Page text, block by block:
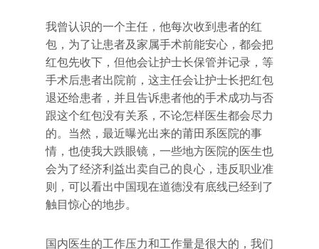
我曾认识的一个主任，他每次收到患者的红
包，为了让患者及家属手术前能安心，都会把
红包先收下，但他会让护士长保管并记录，等
手术后患者出院前，这主任会让护士长把红包
退还给患者，并且告诉患者他的手术成功与否
跟这个红包没有关系，不论怎样医生都会尽力
的。当然，最近曝光出来的莆田系医院的事
情，也使我大跌眼镜，一些地方医院的医生也
会为了经济利益出卖自己的良心，违反职业准
则，可以看出中国现在道德没有底线已经到了
触目惊心的地步。
国内医生的工作压力和工作量是很大的，我们